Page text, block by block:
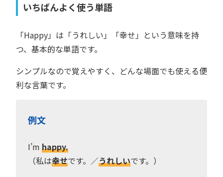
いちばんよく使う単語
「Happy」は「うれしい」「幸せ」という意味を持
つ、基本的な単語です。
シンプルなので覚えやすく、どんな場面でも使える便
利な言葉です。
例文
I’m happy.
（私は幸せです。／うれしいです。）